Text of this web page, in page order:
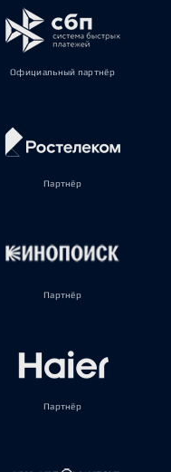
Официальный партнёр
Партнёр
Партнёр
Партнёр